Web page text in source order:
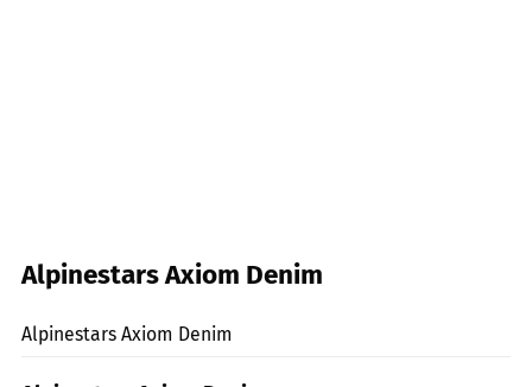
Alpinestars Axiom Denim
Alpinestars Axiom Denim